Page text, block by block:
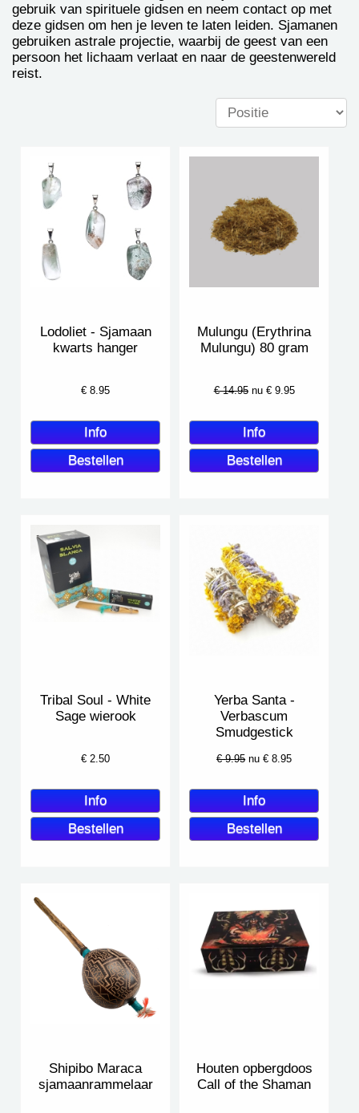
gebruik van spirituele gidsen en neem contact op met
deze gidsen om hen je leven te laten leiden. Sjamanen
gebruiken astrale projectie, waarbij de geest van een
persoon het lichaam verlaat en naar de geestenwereld
reist.
Lodoliet - Sjamaan
kwarts hanger
€8.95
Mulungu (Erythrina
Mulungu) 80 gram
€ 14.95nu € 9.95
Tribal Soul - White
Sage wierook
€2.50
Yerba Santa -
Verbascum
Smudgestick
€ 9.95nu €8.95
Shipibo Maraca
sjamaanrammelaar
Houten opbergdoos
Call of the Shaman